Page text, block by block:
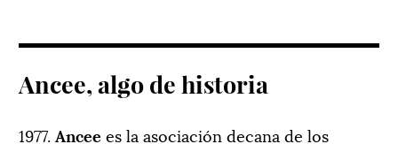
Ancee, algo de historia
1977. Ancee es la asociación decana de los